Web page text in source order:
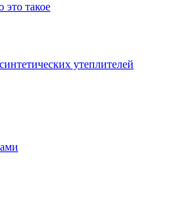
это такое
утеплителей